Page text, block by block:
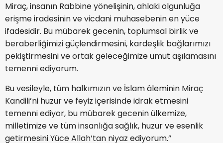
Miraç, insanın Rabbine yönelişinin, ahlaki olgunluğa
erişme iradesinin ve vicdani muhasebenin en yüce
ifadesidir. Bu mübarek gecenin, toplumsal birlik ve
beraberliğimizi güçlendirmesini, kardeşlik bağlarımızı
pekiştirmesini ve ortak geleceğimize umut aşılamasını
temenni ediyorum.
Bu vesileyle, tüm halkımızın ve İslam âleminin Miraç
Kandili’ni huzur ve feyiz içerisinde idrak etmesini
temenni ediyor, bu mübarek gecenin ülkemize,
milletimize ve tüm insanlığa sağlık, huzur ve esenlik
getirmesini Yüce Allah’tan niyaz ediyorum.”